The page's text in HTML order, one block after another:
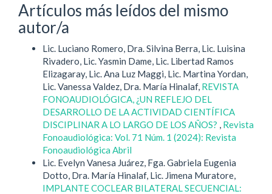
Artículos más leídos del mismo
autor/a
Lic. Luciano Romero, Dra. Silvina Berra, Lic. Luisina
Rivadero, Lic. Yasmin Dame, Lic. Libertad Ramos
Elizagaray, Lic. Ana Luz Maggi, Lic. Martina Yordan,
Lic. Vanessa Valdez, Dra. María Hinalaf, REVISTA
FONOAUDIOLÓGICA, ¿UN REFLEJO DEL
DESARROLLO DE LA ACTIVIDAD CIENTÍFICA
DISCIPLINAR A LO LARGO DE LOS AÑOS? , Revista
Fonoaudiológica: Vol. 71 Núm. 1 (2024): Revista
Fonoaudiológica Abril
Lic. Evelyn Vanesa Juárez, Fga. Gabriela Eugenia
Dotto, Dra. María Hinalaf, Lic. Jimena Muratore,
IMPLANTE COCLEAR BILATERAL SECUENCIAL: